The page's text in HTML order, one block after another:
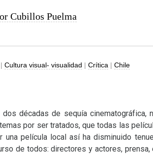
Cubillos Puelma
Cultura visual- visualidad | Crítica | Chile
décadas de sequía cinematográfica,
por ser tratados, que todas las
una película local así ha disminuido
de todos: directores y actores,